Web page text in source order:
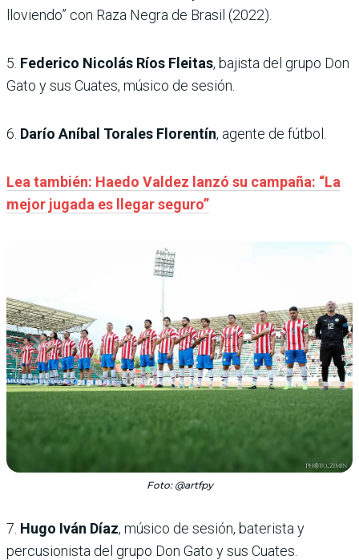
lloviendo” con Raza Negra de Brasil (2022).
5. Federico Nicolás Ríos Fleitas, bajista del grupo Don
Gato y sus Cuates, músico de sesión.
6. Darío Aníbal Torales Florentín, agente de fútbol.
Lea también: Haedo Valdez lanzó su campaña: “La
mejor jugada es llegar seguro”
Foto: @artfpy
7. Hugo Iván Díaz, músico de sesión, baterista y
percusionista del grupo Don Gato y sus Cuates.